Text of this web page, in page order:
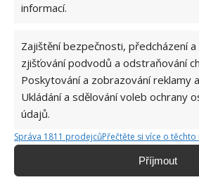
informací.
Zajištění bezpečnosti, předcházení a
zjišťování podvodů a odstraňování
Poskytování a zobrazování reklamy
Ukládání a sdělování voleb ochrany
údajů.
Správa 1811 prodejcůPřečtěte si více o těchto
Příjmout
BYDLENÍ INTERIÉR
Do redakce
redaktorky ji